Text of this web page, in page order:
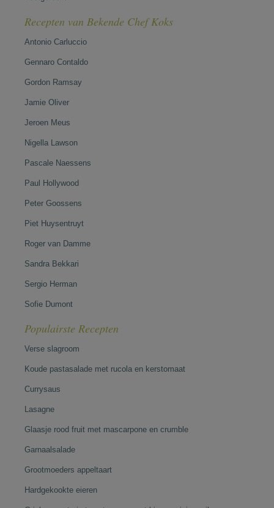
Recepten van Bekende Chef Koks
Antonio Carluccio
Gennaro Contaldo
Gordon Ramsay
Jamie Oliver
Jeroen Meus
Nigella Lawson
Pascale Naessens
Paul Hollywood
Peter Goossens
Piet Huysentruyt
Roger van Damme
Sandra Bekkari
Sergio Herman
Sofie Dumont
Populairste Recepten
Verse slagroom
Koude pastasalade met rucola en kerstomaat
Currysaus
Lasagne
Glaasje rood fruit met mascarpone en crumble
Garnaalsalade
Grootmoeders appeltaart
Hardgekookte eieren